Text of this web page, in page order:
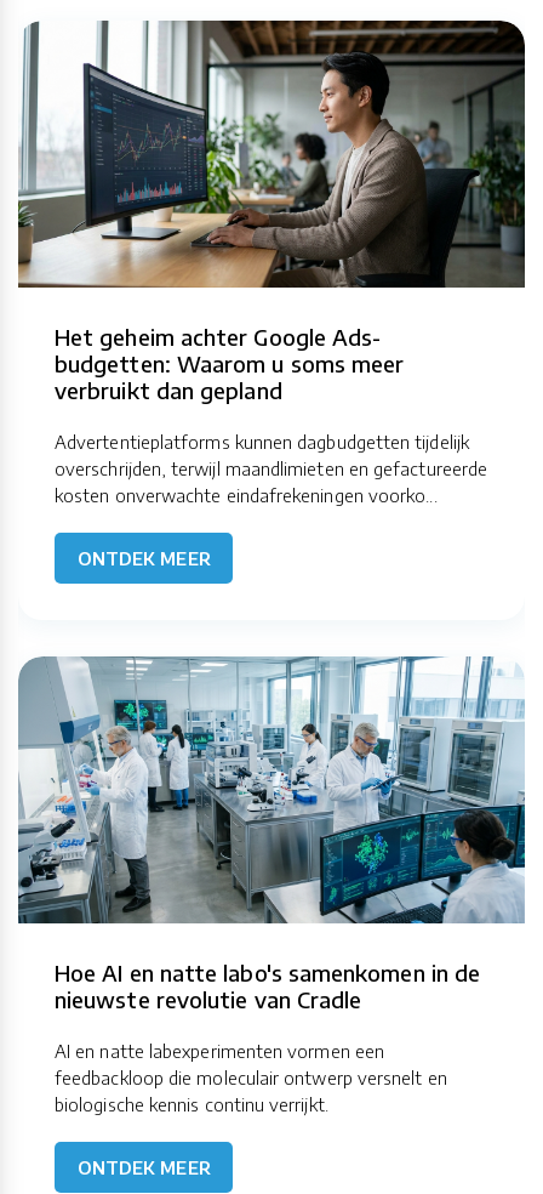
Het geheim achter Google Ads-
budgetten: Waarom u soms meer
verbruikt dan gepland
Advertentieplatforms kunnen dagbudgetten tijdelijk
overschrijden, terwijl maandlimieten en gefactureerde
kosten onverwachte eindafrekeningen voorko...
ONTDEK MEER
Hoe AI en natte labo's samenkomen in de
nieuwste revolutie van Cradle
AI en natte labexperimenten vormen een
feedbackloop die moleculair ontwerp versnelt en
biologische kennis continu verrijkt.
ONTDEK MEER